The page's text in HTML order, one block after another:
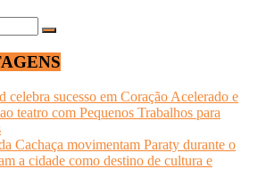
celebra sucesso em Coração Acelerado e
teatro com Pequenos Trabalhos para
Cachaça movimentam Paraty durante o
a cidade como destino de cultura e